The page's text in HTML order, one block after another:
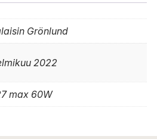
Grönlund
2022
max 60W